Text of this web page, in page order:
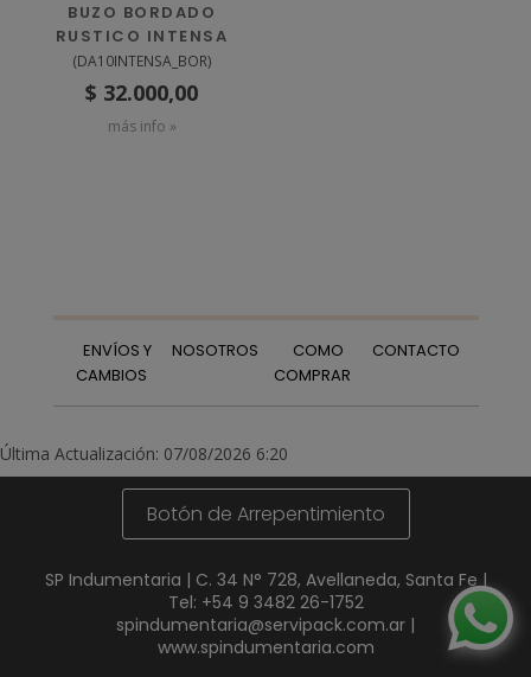
BUZO BORDADO
RUSTICO INTENSA
(DA10INTENSA_BOR)
$ 32.000,00
más info »
ENVÍOS Y
CAMBIOS
NOSOTROS
COMO
COMPRAR
CONTACTO
Última Actualización: 07/08/2026 6:20
Botón de Arrepentimiento
SP Indumentaria | C. 34 N° 728, Avellaneda, Santa Fe |
Tel: +54 9 3482 26-1752
spindumentaria@servipack.com.ar |
www.spindumentaria.com